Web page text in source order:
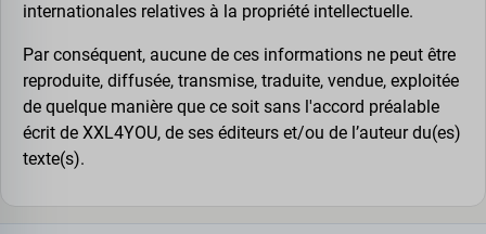
internationales relatives à la propriété intellectuelle.
Par conséquent, aucune de ces informations ne peut être
reproduite, diffusée, transmise, traduite, vendue, exploitée
de quelque manière que ce soit sans l'accord préalable
écrit de XXL4YOU, de ses éditeurs et/ou de l’auteur du(es)
texte(s).